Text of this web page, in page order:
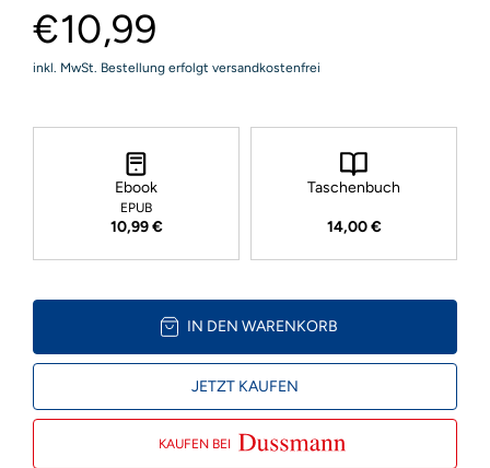
€10,99
inkl. MwSt. Bestellung erfolgt versandkostenfrei
Ebook
EPUB
10,99 €
Taschenbuch
14,00 €
IN DEN WARENKORB
JETZT KAUFEN
KAUFEN BEI